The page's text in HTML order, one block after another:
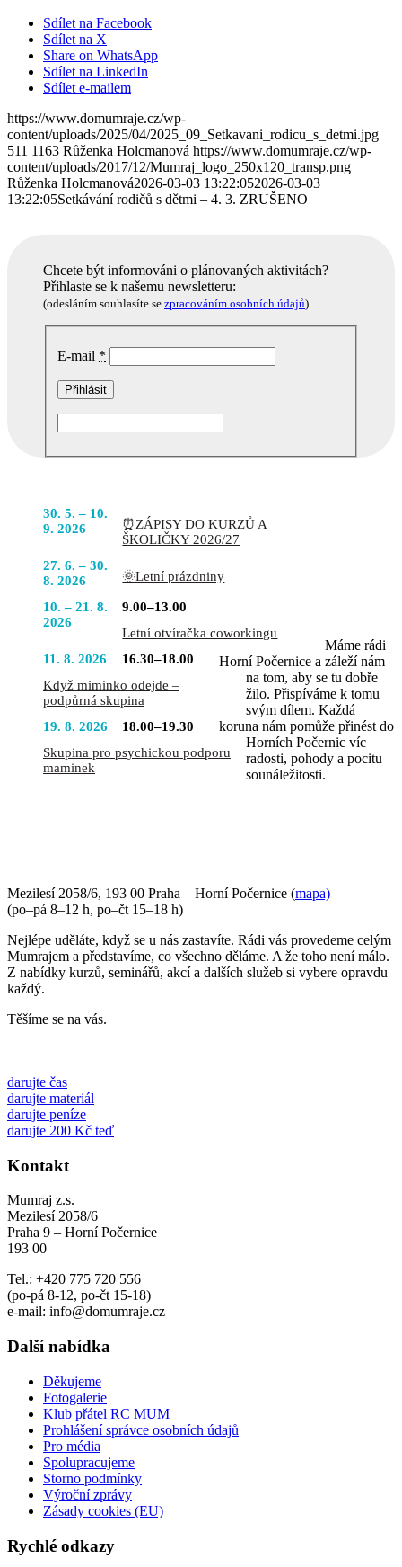
Sdílet na Facebook
Sdílet na X
Share on WhatsApp
Sdílet na LinkedIn
Sdílet e-mailem
https://www.domumraje.cz/wp-
content/uploads/2025/04/2025_09_Setkavani_rodicu_s_detmi.jpg
511 1163 Růženka Holcmanová https://www.domumraje.cz/wp-
content/uploads/2017/12/Mumraj_logo_250x120_transp.png
Růženka Holcmanová2026-03-03 13:22:052026-03-03
13:22:05Setkávání rodičů s dětmi – 4. 3. ZRUŠENO
Chcete být informováni o plánovaných aktivitách?
Přihlaste se k našemu newsletteru:
(odesláním souhlasíte se zpracováním osobních údajů)
E-mail *
30. 5. – 10.
9. 2026
⏰ZÁPISY DO KURZŮ A
ŠKOLIČKY 2026/27
27. 6. – 30.
8. 2026
🌞Letní prázdniny
10. – 21. 8.
2026
9.00–13.00
Letní otvíračka coworkingu
11. 8. 2026
16.30–18.00
Když miminko odejde –
podpůrná skupina
19. 8. 2026
18.00–19.30
Skupina pro psychickou podporu
maminek
Máme rádi
Horní Počernice a záleží nám
na tom, aby se tu dobře
žilo. Přispíváme k tomu
svým dílem. Každá
koruna nám pomůže přinést do
Horních Počernic víc
radosti, pohody a pocitu
sounáležitosti.
Mezilesí 2058/6, 193 00 Praha – Horní Počernice (mapa)
(po–pá 8–12 h, po–čt 15–18 h)
Nejlépe uděláte, když se u nás zastavíte. Rádi vás provedeme celým
Mumrajem a představíme, co všechno děláme. A že toho není málo.
Z nabídky kurzů, seminářů, akcí a dalších služeb si vybere opravdu
každý.
Těšíme se na vás.
darujte čas
darujte materiál
darujte peníze
darujte 200 Kč teď
Kontakt
Mumraj z.s.
Mezilesí 2058/6
Praha 9 – Horní Počernice
193 00
Tel.: +420 775 720 556
(po-pá 8-12, po-čt 15-18)
e-mail: info@domumraje.cz
Další nabídka
Děkujeme
Fotogalerie
Klub přátel RC MUM
Prohlášení správce osobních údajů
Pro média
Spolupracujeme
Storno podmínky
Výroční zprávy
Zásady cookies (EU)
Rychlé odkazy